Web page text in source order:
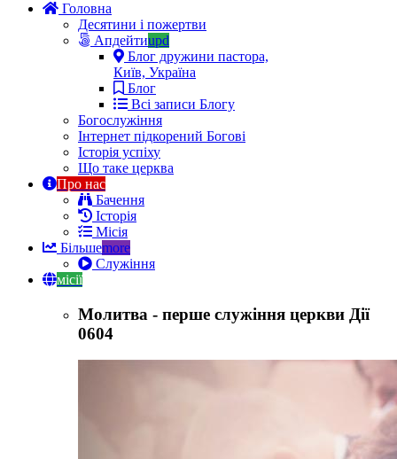
Головна
Десятини і пожертви
Апдейтиupd
Блог дружини пастора,
Київ, Україна
Блог
Всі записи Блогу
Богослужіння
Інтернет підкорений Богові
Історія успіху
Що таке церква
Про нас
Бачення
Історія
Місія
Більшеmore
Служіння
місії
Молитва - перше служіння церкви Дії
0604